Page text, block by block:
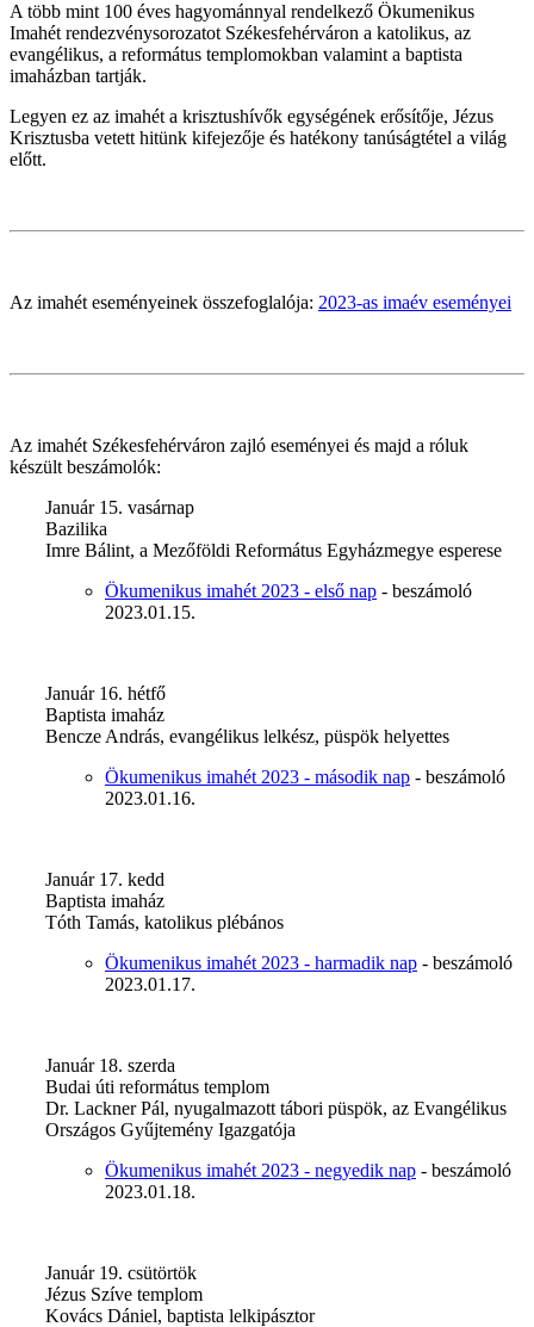
A több mint 100 éves hagyománnyal rendelkező Ökumenikus
Imahét rendezvénysorozatot Székesfehérváron a katolikus, az
evangélikus, a református templomokban valamint a baptista
imaházban tartják.
Legyen ez az imahét a krisztushívők egységének erősítője, Jézus
Krisztusba vetett hitünk kifejezője és hatékony tanúságtétel a világ
előtt.
Az imahét eseményeinek összefoglalója: 2023-as imaév eseményei
Az imahét Székesfehérváron zajló eseményei és majd a róluk
készült beszámolók:
Január 15. vasárnap
Bazilika
Imre Bálint, a Mezőföldi Református Egyházmegye esperese
Ökumenikus imahét 2023 - első nap - beszámoló
2023.01.15.
Január 16. hétfő
Baptista imaház
Bencze András, evangélikus lelkész, püspök helyettes
Ökumenikus imahét 2023 - második nap - beszámoló
2023.01.16.
Január 17. kedd
Baptista imaház
Tóth Tamás, katolikus plébános
Ökumenikus imahét 2023 - harmadik nap - beszámoló
2023.01.17.
Január 18. szerda
Budai úti református templom
Dr. Lackner Pál, nyugalmazott tábori püspök, az Evangélikus
Országos Gyűjtemény Igazgatója
Ökumenikus imahét 2023 - negyedik nap - beszámoló
2023.01.18.
Január 19. csütörtök
Jézus Szíve templom
Kovács Dániel, baptista lelkipásztor